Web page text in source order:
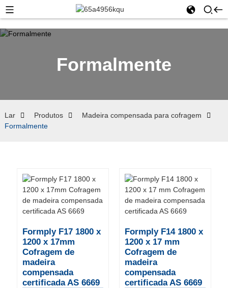
Formalmente
Lar Produtos
Madeira compensada para cofragem
Formalmente
Formply F17 1800 x
1200 x 17mm
Cofragem de
madeira
compensada
certificada AS 6669
Formply F14 1800 x
1200 x 17 mm
Cofragem de
madeira
compensada
certificada AS 6669